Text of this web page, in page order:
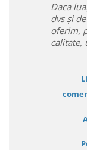
Daca
dvs și
oferim,
calitate,